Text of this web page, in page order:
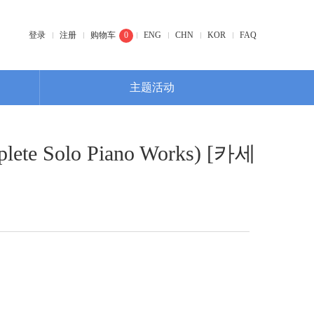
登录 注册 购物车 0 ENG CHN KOR FAQ
主题活动
Solo Piano Works) [카세